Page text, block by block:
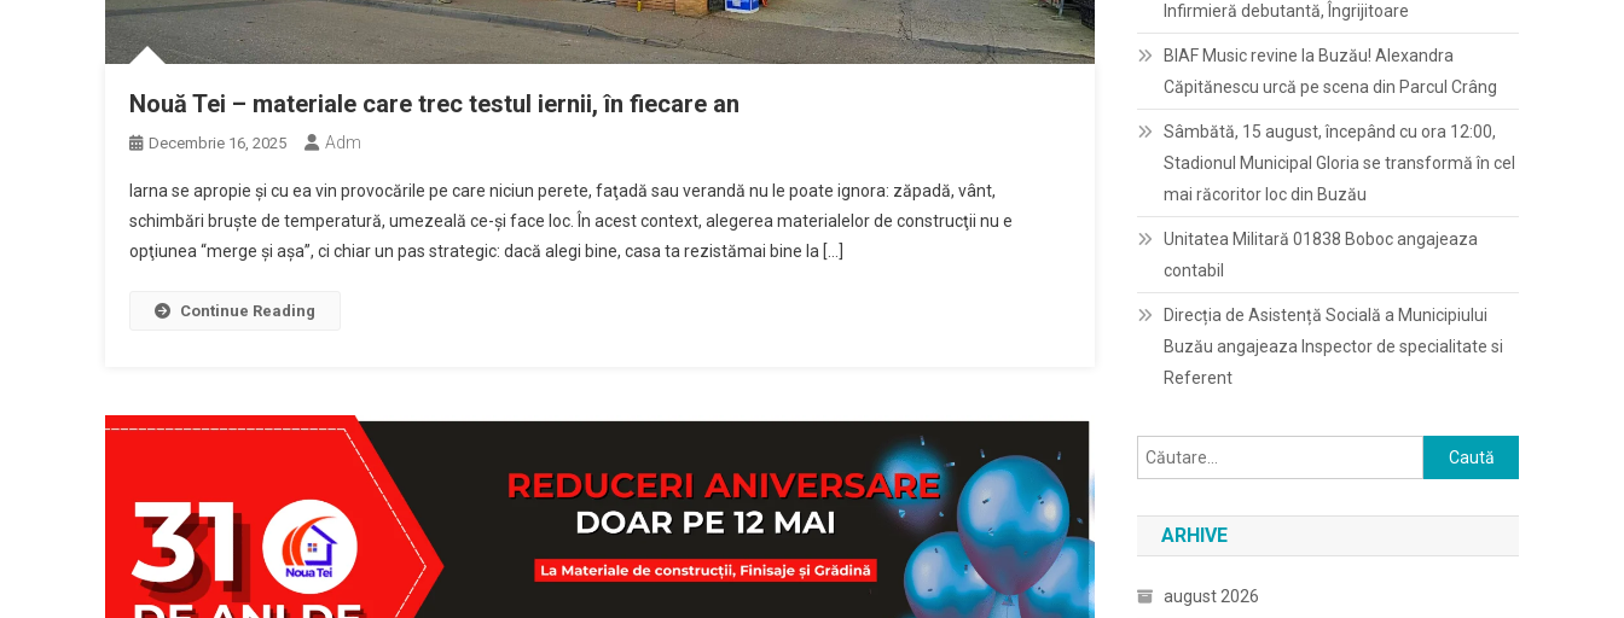
Nouă Tei – materiale care trec testul iernii, în fiecare an
Decembrie 16, 2025 Adm
Iarna se apropie şi cu ea vin provocările pe care niciun perete, faţadă sau verandă nu le poate ignora: zăpadă, vânt,
schimbări bruște de temperatură, umezeală ce-şi face loc. În acest context, alegerea materialelor de construcţii nu e
opţiunea “merge şi aşa”, ci chiar un pas strategic: dacă alegi bine, casa ta rezistămai bine la […]
Continue Reading
Infirmieră debutantă, Îngrijitoare
BIAF Music revine la Buzău! Alexandra
Căpitănescu urcă pe scena din Parcul Crâng
Sâmbătă, 15 august, începând cu ora 12:00,
Stadionul Municipal Gloria se transformă în cel
mai răcoritor loc din Buzău
Unitatea Militară 01838 Boboc angajeaza
contabil
Direcția de Asistență Socială a Municipiului
Buzău angajeaza Inspector de specialitate si
Referent
Caută
după:
ARHIVE
august 2026